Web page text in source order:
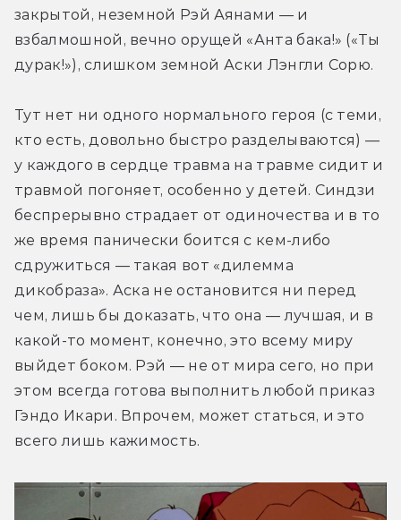
закрытой, неземной Рэй Аянами — и
взбалмошной, вечно орущей «Анта бака!» («Ты
дурак!»), слишком земной Аски Лэнгли Сорю.
Тут нет ни одного нормального героя (с теми,
кто есть, довольно быстро разделываются) —
у каждого в сердце травма на травме сидит и
травмой погоняет, особенно у детей. Синдзи
беспрерывно страдает от одиночества и в то
же время панически боится с кем-либо
сдружиться — такая вот «дилемма
дикобраза». Аска не остановится ни перед
чем, лишь бы доказать, что она — лучшая, и в
какой-то момент, конечно, это всему миру
выйдет боком. Рэй — не от мира сего, но при
этом всегда готова выполнить любой приказ
Гэндо Икари. Впрочем, может статься, и это
всего лишь кажимость.